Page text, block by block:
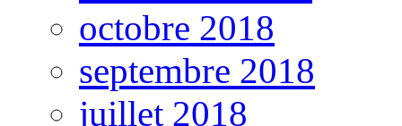
octobre 2018
septembre 2018
juillet 2018